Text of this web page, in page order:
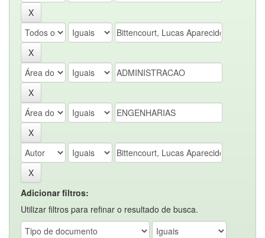
Adicionar filtros:
Utilizar filtros para refinar o resultado de busca.